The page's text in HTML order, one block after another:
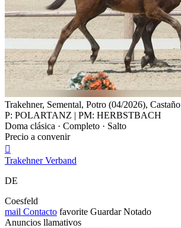
Trakehner, Semental, Potro (04/2026), Castaño
P: POLARTANZ | PM: HERBSTBACH
Doma clásica · Completo · Salto
Precio a convenir

Trakehner Verband
DE
Coesfeld
mail Contacto favorite Guardar Notado
Anuncios llamativos